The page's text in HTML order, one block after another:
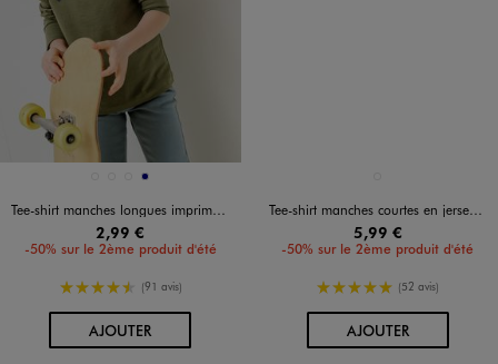
Disponible en 4 coloris
BLANC STANDARD
BLEU STANDARD
KAKI STANDARD
MARINE
Tee-shirt manches longues imprimé garçon
2,99 €
-50% sur le 2ème produit d'été
4.5/5 de moyenne
(91 avis)
AJOUTERAU PANIER
Tee-shirt manches courtes en jersey de coton flammé imprimé estival garçon
5,99 €
-50% sur le 2ème produit d'été
5/5 de moyenne
(52 avis)
AJOUTERAU PANIER